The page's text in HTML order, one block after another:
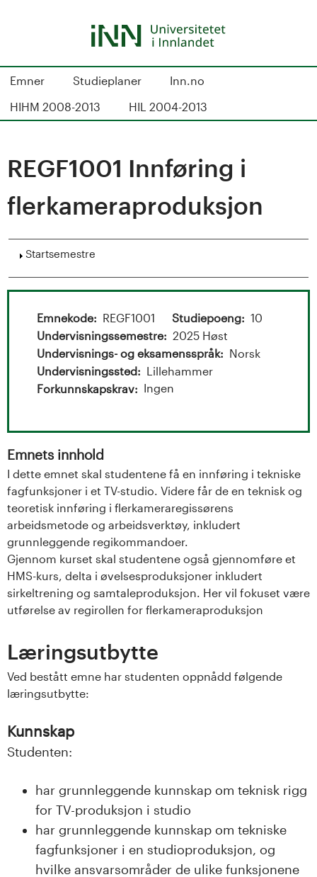
S
d
a
g
U
n
v
e
r
s
e
Emner Studieplaner
Inn.no
HIHM 2008-2013
HIL 2004-2013
REGF1001 Innføring i
flerkameraproduksjon
Vis
Startsemestre
Emnekode REGF1001 Studiepoeng
10
Undervisningssemestre
2025 Høst
Undervisnings- og eksamensspråk
Norsk
Undervisningssted
Lillehammer
Forkunnskapskrav
Ingen
Emnets innhold
I dette emnet skal studentene få en innføring i tekniske
fagfunksjoner i et TV-studio. Videre får de en teknisk og
teoretisk innføring i flerkameraregissørens
arbeidsmetode og arbeidsverktøy, inkludert
grunnleggende regikommandoer.
Gjennom kurset skal studentene også gjennomføre et
HMS-kurs, delta i øvelsesproduksjoner inkludert
sirkeltrening og samtaleproduksjon. Her vil fokuset være
utførelse av regirollen for flerkameraproduksjon
Læringsutbytte
Ved bestått emne har studenten oppnådd følgende
læringsutbytte:
Kunnskap
Studenten:
har grunnleggende kunnskap om teknisk rigg
for TV-produksjon i studio
har grunnleggende kunnskap om tekniske
fagfunksjoner i en studioproduksjon, og
hvilke ansvarsområder de ulike funksjonene